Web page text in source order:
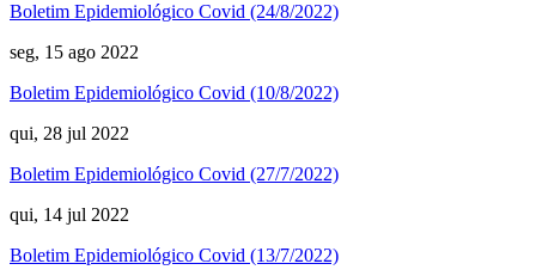
Boletim Epidemiológico Covid (24/8/2022)
seg, 15 ago 2022
Boletim Epidemiológico Covid (10/8/2022)
qui, 28 jul 2022
Boletim Epidemiológico Covid (27/7/2022)
qui, 14 jul 2022
Boletim Epidemiológico Covid (13/7/2022)